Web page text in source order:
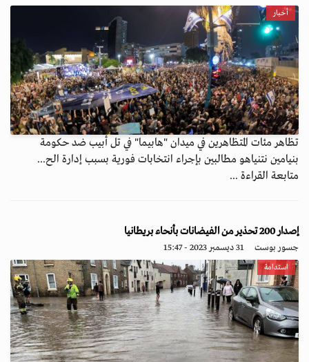
أخبار
تظاهر مئات المتظاهرين في ميدان "هابيما" في تل أبيب ضد حكومة
بنيامين نتنياهو مطالبين بإجراء انتخابات فورية بسبب إدارة الح...
متابعة القراءة ...
إصدار 200 تحذير من الفيضانات بأنحاء بريطانيا
جسور بوست 31 ديسمبر 2023 - 15:47
استدامة